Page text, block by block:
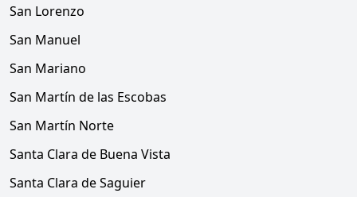
San Lorenzo
San Manuel
San Mariano
San Martín de las Escobas
San Martín Norte
Santa Clara de Buena Vista
Santa Clara de Saguier